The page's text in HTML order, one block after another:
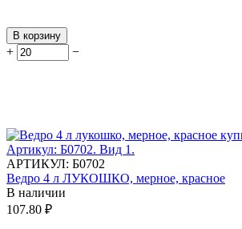
В корзину
+ −
АРТИКУЛ: Б0702
Ведро 4 л ЛУКОШКО, мерное, красное
В наличии
107.80 ₽